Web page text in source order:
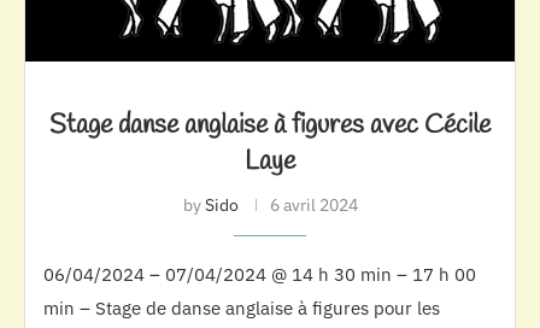
Stage danse anglaise à figures avec Cécile
Laye
bySido 6 avril 2024
06/04/2024 – 07/04/2024 @ 14 h 30 min – 17 h 00
min – Stage de danse anglaise à figures pour les